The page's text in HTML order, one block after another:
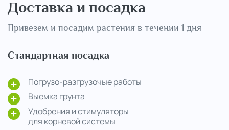
Доставка и посадка
Привезем и посадим растения в течении 1 дня
Стандартная посадка
Погрузо-разгрузочые работы
Выемка грунта
Удобрения и стимуляторы
для корневой системы